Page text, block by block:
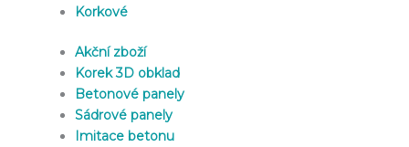
Korkové
Akční zboží
Korek 3D obklad
Betonové panely
Sádrové panely
Imitace betonu